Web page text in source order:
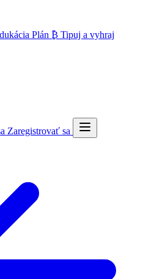
Plán ₿ Tipuj a vyhraj
Zaregistrovať sa